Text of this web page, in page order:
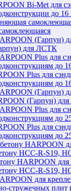
Bi-Met для
до
для ЛСТК
Plus для
до
(Гарпун) для
Plus для
до
HARPOON для
HCC-R-S19,